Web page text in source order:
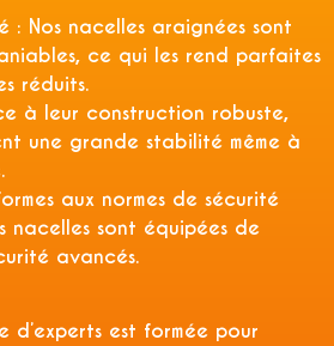
: Nos nacelles araignées sont
ce qui les rend parfaites
réduits.
à leur construction robuste,
une grande stabilité même à
aux normes de sécurité
nacelles sont équipées de
avancés.
d’experts est formée pour